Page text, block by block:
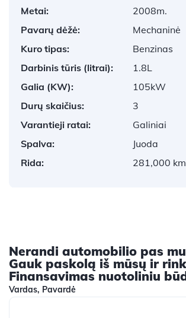
Metai:
2008m.
Pavarų dėžė:
Mechaninė
Kuro tipas:
Benzinas
Darbinis tūris (litrai):
1.8L
Galia (KW):
105kW
Durų skaičius:
3
Varantieji ratai:
Galiniai
Spalva:
Juoda
Rida:
281,000 km
Nerandi automobilio pas
Gauk paskolą iš mūsų ir
Finansavimas nuotoliniu
Vardas, Pavardė